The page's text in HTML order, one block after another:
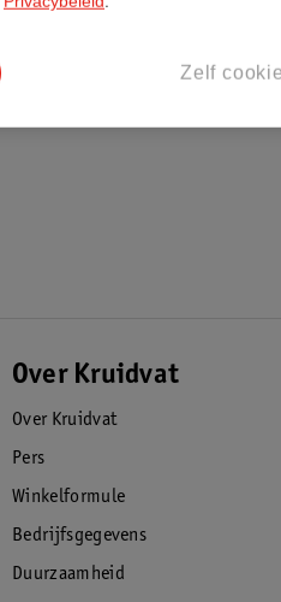
Over Kruidvat
Over Kruidvat
Pers
Winkelformule
Bedrijfsgegevens
Duurzaamheid
Zelf